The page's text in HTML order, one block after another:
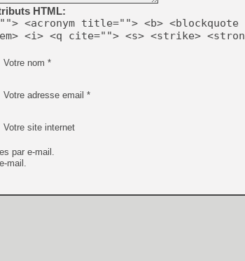
[Mo5] Brickboy cherche à
[GK] Minecraft et ses «
[GK] Beast of
[GK] Ubisoft : fin de partie
[GK] Mémoire cash -
[GK] Dan Houser (GTA)
[GK] Comment EA Sports
[GK] Crimson Moon : un
[GK] Isle of Reveries : le
[GK] Moonlighter 2 : The
[GK] Capcom relance
[GK] Guillermo del Toro
HTML:
<acronym title=""> <b> <blockquote
<i> <q cite=""> <s> <strike>
Votre nom *
Votre adresse email *
Votre site internet
par e-mail.
mail.